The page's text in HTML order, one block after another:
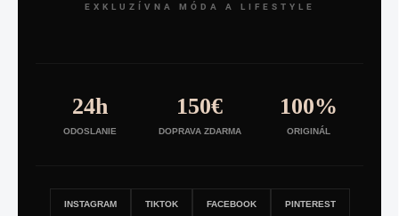
EXKLUZÍVNA MÓDA A LIFESTYLE
24h
ODOSLANIE
150€
DOPRAVA ZDARMA
100%
ORIGINÁL
INSTAGRAM TIKTOK FACEBOOK PINTEREST